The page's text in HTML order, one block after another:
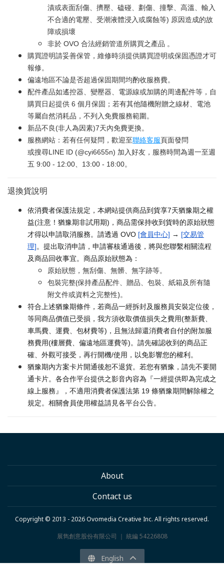
漬或表面刮傷、擠壓、磕碰、劃傷、撞擊、高溫、輸入
不合適的電壓、受潮液體浸入或腐蝕等) 原因造成的故
障或損壞
非於 OVO 合法經銷管道所購買之產品 。
購買證明請妥善保管，維修時須提供購買證明或保固憑證才可
報修。
偏遠地區不論是否超過保固期間均酌收服務費。
配件產品如遙控器、變壓器、電源線或加購的周邊配件等，自
購買日起提供 6 個月保固；若有其他隨機附贈之線材、電池
等屬自然消耗品，不列入免費服務範圍。
新品不良(非人為因素)7天內免費更換。
服務網站：若有任何疑問，歡迎至聯絡客服頁面發問
或搜尋LINE ID (@cyi6655n) 加入好友，服務時間為週一至週
五 9:00 - 12:00、13:00 - 18:00。
退換貨說明
依消費者保護法規定，本網站提供商品到貨享7天猶豫期之權
益(注意！猶豫期非試用期)，商品需保持收到貨時的原始狀態
才得以申請取消服務。請透過 OVO [會員中心] → [交易管
理]。提出取消申請，申請審核通過後，將與您聯繫相關流程
及商品回收事宜。商品原始狀態為：
原始狀態，無刮傷、無髒、無字跡等。
包裝完整(保持產品配件、贈品、包裝、紙箱及所有隨
附文件或資料之完整性)。
符合上述猶豫期條件，若商品一經拆封及服務員安裝定位後，
等同商品價值已受損，我方須收取價值損失之費用(整新費、
車馬費、運費、包材費等)，且無法歸還消費者自付的附加服
務費用(樓層費、偏遠地區運費等)。請先確認收到的商品正
確、外觀可接受，再行開機/使用，以免影響您的權利。
猶豫期內方案卡片開通後恕不退貨。若您有猶豫，請先不要開
通卡片。各合作平台提供之影音內容為『一經提供即為完成之
線上服務』，不適用消費者保護法第 19 條猶豫期間解除權之
規定。相關會員使用權益請見各平台公告。
About
Contact us
Copyright © 2013 - 2026 Ovomedia Creative Inc. All rights reserved.
展雋創意股份有限公司 ｜ 統編 54226808
English